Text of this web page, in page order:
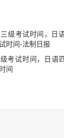
考试时间，日语
间